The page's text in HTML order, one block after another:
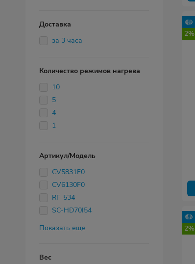
Доставка
за 3 часа
Количество режимов нагрева
10
5
4
1
Артикул/Модель
CV5831F0
CV6130F0
RF-534
SC-HD70I54
Показать еще
Вес
2%
2%